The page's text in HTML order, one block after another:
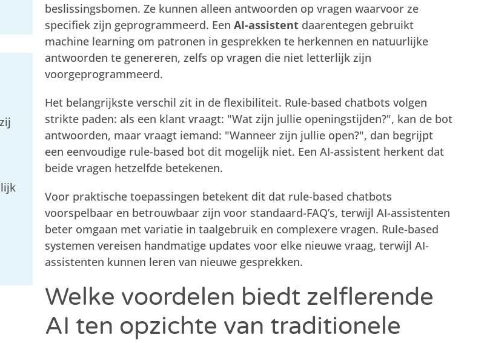
beslissingsbomen. Ze kunnen alleen antwoorden op vragen waarvoor ze
specifiek zijn geprogrammeerd. Een AI-assistentdaarentegen gebruikt
machine learning om patronen in gesprekken te herkennen en natuurlijke
antwoorden te genereren, zelfs op vragen die niet letterlijk zijn
voorgeprogrammeerd.
Het belangrijkste verschil zit in de flexibiliteit. Rule-based chatbots volgen
strikte paden: als een klant vraagt: "Wat zijn jullie openingstijden?", kan de bot
antwoorden, maar vraagt iemand: "Wanneer zijn jullie open?", dan begrijpt
een eenvoudige rule-based bot dit mogelijk niet. Een AI-assistent herkent dat
beide vragen hetzelfde betekenen.
Voor praktische toepassingen betekent dit dat rule-based chatbots
voorspelbaar en betrouwbaar zijn voor standaard-FAQ’s, terwijl AI-assistenten
beter omgaan met variatie in taalgebruik en complexere vragen. Rule-based
systemen vereisen handmatige updates voor elke nieuwe vraag, terwijl AI-
assistenten kunnen leren van nieuwe gesprekken.
Welke voordelen biedt zelflerende
AI ten opzichte van traditionele